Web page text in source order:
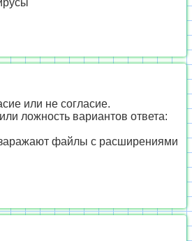
или не согласие.
ложность вариантов ответа:
файлы с расширениями